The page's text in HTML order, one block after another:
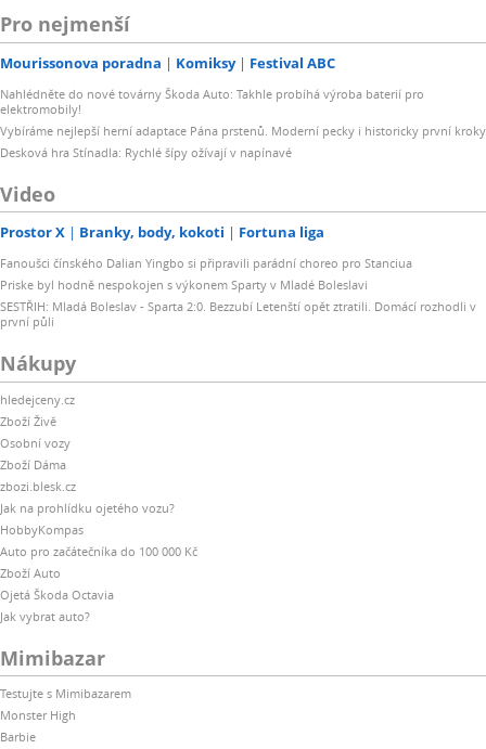
Pro nejmenší
Mourissonova poradna Komiksy Festival ABC
Nahlédněte do nové továrny Škoda Auto: Takhle probíhá výroba baterií pro
elektromobily!
Vybíráme nejlepší herní adaptace Pána prstenů. Moderní pecky i historicky první kroky
Desková hra Stínadla: Rychlé šípy ožívají v napínavé
Video
Prostor X Branky, body, kokoti Fortuna liga
Fanoušci čínského Dalian Yingbo si připravili parádní choreo pro Stanciua
Priske byl hodně nespokojen s výkonem Sparty v Mladé Boleslavi
SESTŘIH: Mladá Boleslav - Sparta 2:0. Bezzubí Letenští opět ztratili. Domácí rozhodli v
první půli
Nákupy
hledejceny.cz
Zboží Živě
Osobní vozy
Zboží Dáma
zbozi.blesk.cz
Jak na prohlídku ojetého vozu?
HobbyKompas
Auto pro začátečníka do 100 000 Kč
Zboží Auto
Ojetá Škoda Octavia
Jak vybrat auto?
Mimibazar
Testujte s Mimibazarem
Monster High
Barbie